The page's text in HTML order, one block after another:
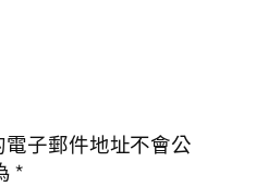
子郵件地址不會公
*